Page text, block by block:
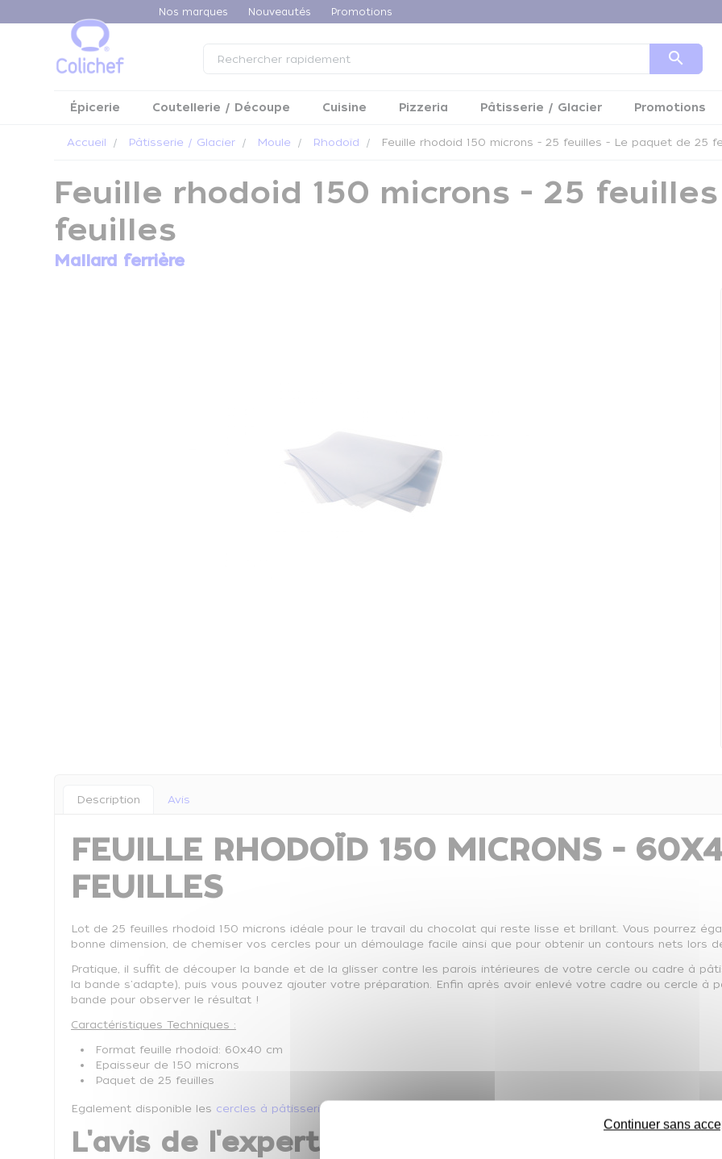
Panneau de gestion des cookies
Continuer sans
Nos marques Nouveautés Promotions
search
Épicerie Coutellerie / Découpe Cuisine Pizzeria Pâtisserie / Glacier Promotions
Accueil Pâtisserie / Glacier Moule Rhodoïd Feuille rhodoid 150 microns - 25 feuilles - Le paquet de 25
Feuille rhodoid 150 microns - 25
feuilles
Mallard ferrière
Description Avis
FEUILLE RHODOÏD 150 MICRONS -
FEUILLES
Lot de 25 feuilles rhodoid 150 microns idéale pour le travail du chocolat qui reste lisse et brillant. Vous pourrez
bonne dimension, de chemiser vos cercles pour un démoulage facile ainsi que pour obtenir un contours nets lors
Pratique, il suffit de découper la bande et de la glisser contre les parois intérieures de votre cercle ou cadre à
la bande s'adapte), puis vous pouvez ajouter votre préparation. Enfin après avoir enlevé votre cadre ou cercle à
bande pour observer le résultat !
Caractéristiques Techniques :
Format feuille rhodoïd: 60x40 cm
Epaisseur de 150 microns
Paquet de 25 feuilles
Egalement disponible les cercles à pâtisserie
L'avis de l'expert Colichef :